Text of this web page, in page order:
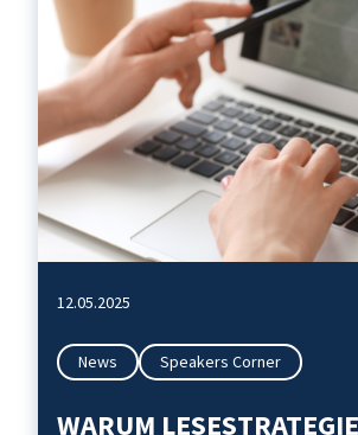
12.05.2025
News Speakers Corner
WARUM